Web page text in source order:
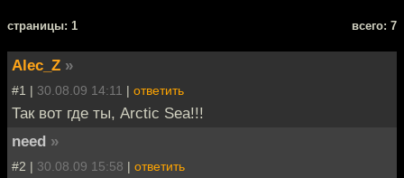
cтраницы: 1 всего: 7
Alec_Z »
#1 | 30.08.09 14:11 | ответить
Так вот где ты, Arctic Sea!!!
need »
#2 | 30.08.09 15:58 | ответить